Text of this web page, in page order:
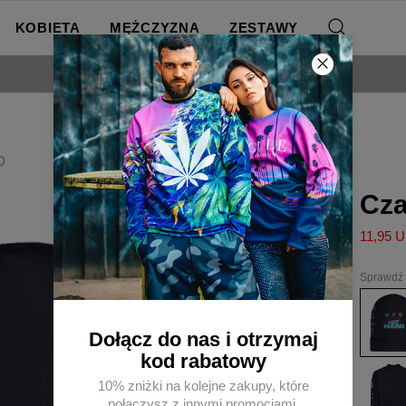
KOBIETA MĘŻCZYZNA ZESTAWY
DARMOWA DOSTAWA OD 250 ZŁ
11,95
Sprawdź
Czapka
PARTY
HARD
PARTY
HARD
Dołącz do nas i otrzymaj
kod rabatowy
10% zniżki na kolejne zakupy, które